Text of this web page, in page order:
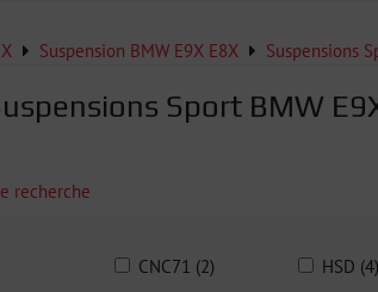
Suspension BMW E9X E8X Suspensions
Sport BMW
recherche
CNC71 (2) HSD (4)